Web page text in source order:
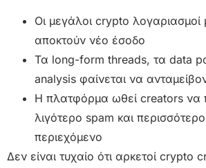
Οι μεγάλοι crypto λογαριασμοί
αποκτούν νέο έσοδο
Τα long-form threads, τα data
analysis φαίνεται να
Η πλατφόρμα ωθεί creators να
λιγότερο spam και
περιεχόμενο
Δεν είναι τυχαίο ότι αρκετοί crypto